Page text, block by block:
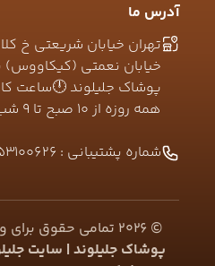
آدرس ما
تهران خیابان شریعتی خ
پوشاک جلیلوند 🕛ساعت
همه روزه از ۱۰ صبح تا ۹ شب
شماره پشتیبانی :
©
2026 تمامی حقوق برای
پوشاک جلیلوند | سایت